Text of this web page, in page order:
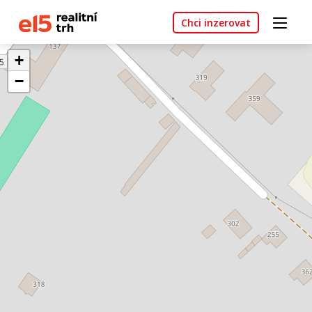
Chci inzerovat
+
−